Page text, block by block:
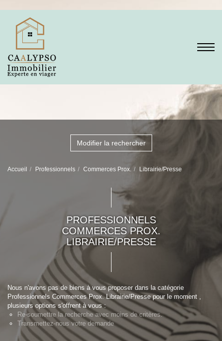
Modifier la rechercher
Accueil Professionnels Commerces Prox. Librairie/Presse
PROFESSIONNELS
COMMERCES PROX.
LIBRAIRIE/PRESSE
Nous n'avons pas de biens à vous proposer dans la catégorie
Professionnels Commerces Prox. Librairie/Presse pour le moment ,
plusieurs options s'offrent à vous :
Re-soumettre la recherche avec moins de critères.
Transmettez-nous votre demande